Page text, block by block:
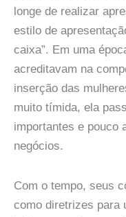
longe de realizar
estilo de
caixa”. Em uma
acreditavam na
inserção das
muito tímida, ela
importantes e pouco
negócios.
Com o tempo, seus
como diretrizes para